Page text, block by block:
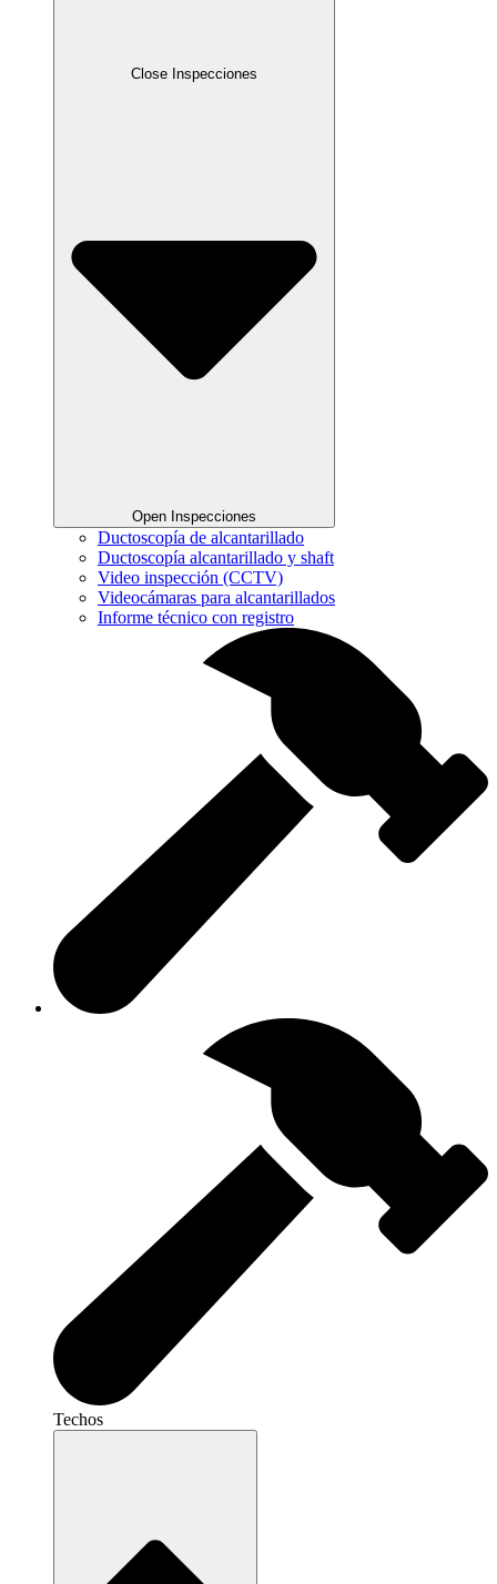
Close Inspecciones
Open Inspecciones
Ductoscopía de alcantarillado
Ductoscopía alcantarillado y shaft
Video inspección (CCTV)
Videocámaras para alcantarillados
Informe técnico con registro
Techos